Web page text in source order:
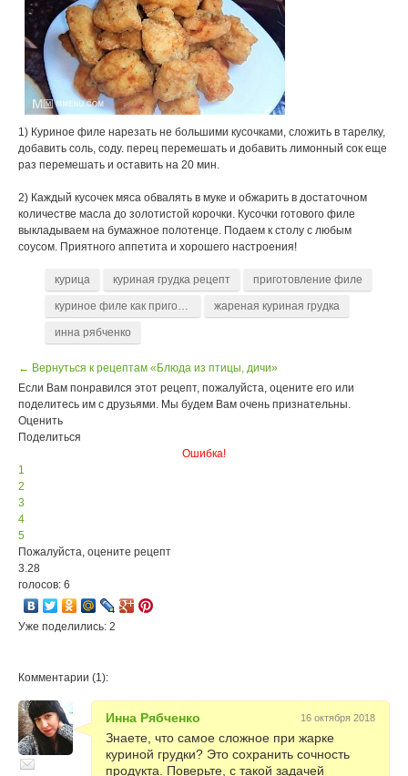
1) Куриное филе нарезать не большими кусочками, сложить в тарелку,
добавить соль, соду. перец перемешать и добавить лимонный сок еще
раз перемешать и оставить на 20 мин.
2) Каждый кусочек мяса обвалять в муке и обжарить в достаточном
количестве масла до золотистой корочки. Кусочки готового филе
выкладываем на бумажное полотенце. Подаем к столу с любым
соусом. Приятного аппетита и хорошего настроения!
курица куриная грудка рецепт приготовление филе
жареная куриная грудка
инна рябченко
← Вернуться к рецептам «Блюда из птицы, дичи»
Если Вам понравился этот рецепт, пожалуйста, оцените его или
поделитесь им с друзьями. Мы будем Вам очень признательны.
Оценить
Поделиться
Ошибка!
1
2
3
4
5
Пожалуйста, оцените рецепт
3.28
голосов: 6
Уже поделились: 2
Комментарии (1):
Инна Рябченко 16 октября 2018
Знаете, что самое сложное при жарке
куриной грудки? Это сохранить сочность
продукта. Поверьте, с такой задачей